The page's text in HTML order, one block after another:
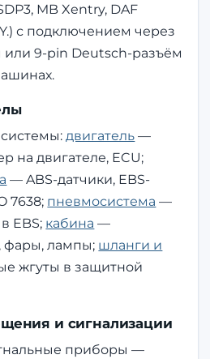
MB Xentry, DAF
с подключением через
или 9-pin Deutsch-разъём
двигатель —
на двигателе, ECU;
— ABS-датчики, EBS-
7638; пневмосистема —
EBS; кабина —
фары, лампы; шланги и
жгуты в защитной
и сигнализации
приборы —